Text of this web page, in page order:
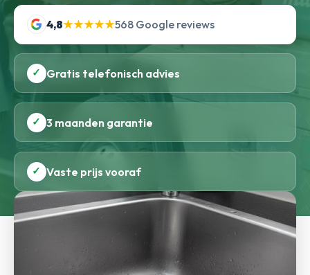
4,8★★★★★568 Google reviews
✓ Gratis telefonisch advies
✓ 3 maanden garantie
✓ Vaste prijs vooraf